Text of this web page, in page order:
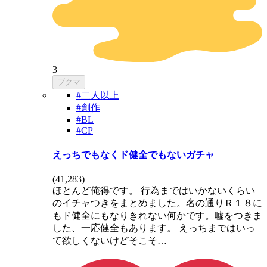
3
ブクマ
#二人以上
#創作
#BL
#CP
えっちでもなくド健全でもないガチャ
(41,283)
ほとんど俺得です。 行為まではいかないくらい
のイチャつきをまとめました。名の通りＲ１８に
もド健全にもなりきれない何かです。嘘をつきま
した、一応健全もあります。 えっちまではいっ
て欲しくないけどそこそ…